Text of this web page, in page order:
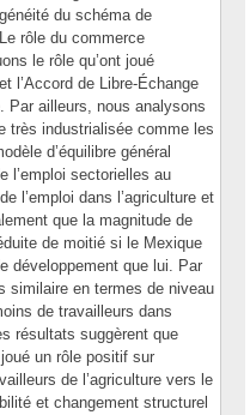
du schéma de
rôle du commerce
le rôle qu’ont joué
l’Accord de Libre-Échange
Par ailleurs, nous analysons
très industrialisée comme les
d’équilibre général
l’emploi sectorielles au
l’emploi dans l’agriculture et
que la magnitude de
de moitié si le Mexique
développement que lui. Par
similaire en termes de niveau
de travailleurs dans
résultats suggèrent que
un rôle positif sur
de l’agriculture vers le
et changement structurel